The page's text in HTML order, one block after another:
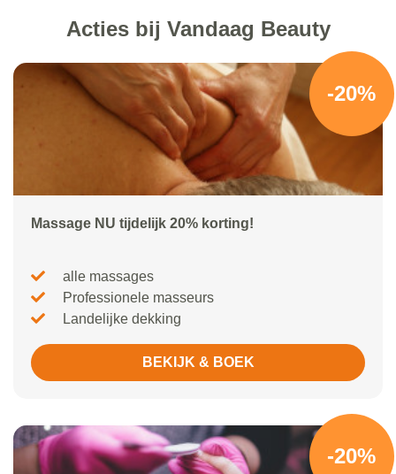
Acties bij Vandaag Beauty
-20%
Massage NU tijdelijk 20% korting!
alle massages
Professionele masseurs
Landelijke dekking
BEKIJK & BOEK
-20%